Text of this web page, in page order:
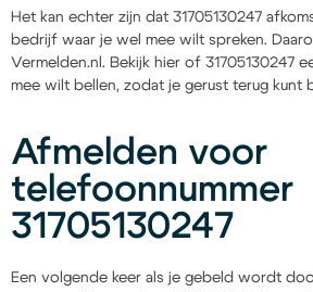
Het kan echter zijn dat 31705130247
bedrijf waar je wel mee wilt spreken.
Vermelden.nl. Bekijk hier of 31705130247
mee wilt bellen, zodat je gerust terug kunt
Afmelden voor
telefoonnummer
31705130247
Een volgende keer als je gebeld wordt